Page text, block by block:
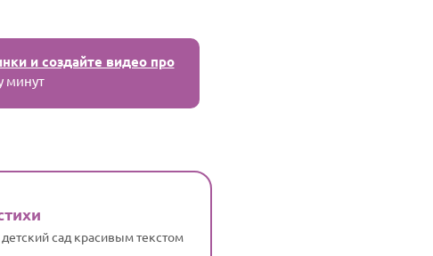
и создайте видео про
минут
сад красивым текстом